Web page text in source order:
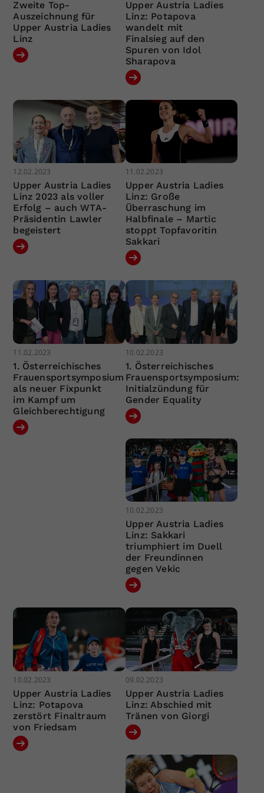
Zweite Top-
Auszeichnung für
Upper Austria Ladies
Linz
Upper Austria Ladies
Linz: Potapova
wandelt mit
Finalsieg auf den
Spuren von Idol
Sharapova
12.02.2023
Upper Austria Ladies
Linz 2023 als voller
Erfolg – auch WTA-
Präsidentin Lawler
begeistert
11.02.2023
Upper Austria Ladies
Linz: Große
Überraschung im
Halbfinale – Martic
stoppt Topfavoritin
Sakkari
11.02.2023
1. Österreichisches
Frauensportsymposium
als neuer Fixpunkt
im Kampf um
Gleichberechtigung
10.02.2023
1. Österreichisches
Frauensportsymposium:
Initialzündung für
Gender Equality
10.02.2023
Upper Austria Ladies
Linz: Sakkari
triumphiert im Duell
der Freundinnen
gegen Vekic
10.02.2023
Upper Austria Ladies
Linz: Potapova
zerstört Finaltraum
von Friedsam
09.02.2023
Upper Austria Ladies
Linz: Abschied mit
Tränen von Giorgi